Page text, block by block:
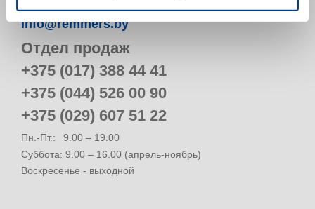
info@remmers.by
Отдел продаж
+375 (017) 388 44 41
+375 (044) 526 00 90
+375 (029) 607 51 22
Пн.-Пт.:
9.00 – 19.00
Суббота: 9.00 – 16.00 (апрель-ноябрь)
Воскресенье - выходной